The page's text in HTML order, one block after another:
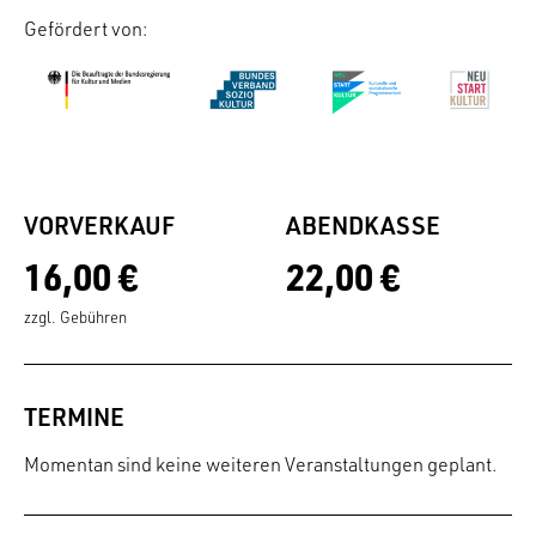
Gefördert von:
VORVERKAUF
16,00 €
zzgl. Gebühren
ABENDKASSE
22,00 €
TERMINE
Momentan sind keine weiteren Veranstaltungen geplant.